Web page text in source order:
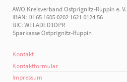
AWO Kreisverband Ostprignitz-Ruppin e. V.
IBAN: DE65 1605 0202 1621 0124 56
BIC: WELADED1OPR
Sparkasse Ostprignitz-Ruppin
Kontakt
Kontaktformular
Impressum